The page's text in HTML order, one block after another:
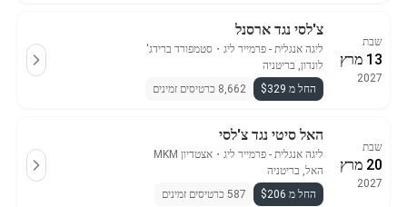
שבת
13 מרץ
2027
צ'לסי נגד ארסנל
ליגה אנגלית - פרמייר ליג ・ סטמפורד ברידג'
לונדון, בריטניה
החל מ $329
8,662 כרטיסים זמינים
שבת
20 מרץ
2027
האל סיטי נגד צ'לסי
ליגה אנגלית - פרמייר ליג ・ אצטדיון MKM
האל, בריטניה
החל מ $206
587 כרטיסים זמינים